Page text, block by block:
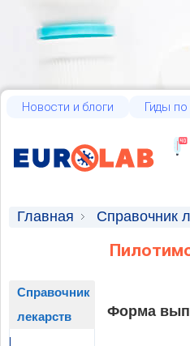
Новости и блоги Гиды
Главная Справочник
Справочник
лекарств
Форма